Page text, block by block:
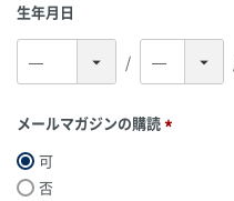
生年月日
メールマガジンの購読
可
否